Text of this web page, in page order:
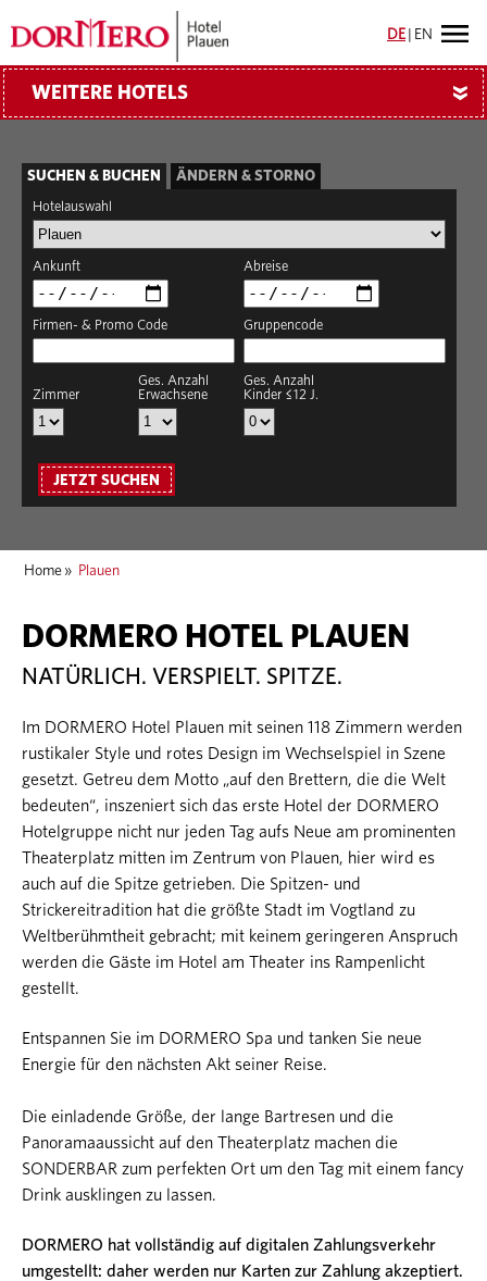
DE EN
WEITERE HOTELS »
SUCHEN & BUCHEN ÄNDERN & STORNO
Hotelauswahl
Ankunft Abreise
Firmen- & Promo Code Gruppencode
Zimmer
Ges. Anzahl
Erwachsene
Ges. Anzahl
Kinder ≤12 J.
JETZT SUCHEN
Home » Plauen
DORMERO HOTEL PLAUEN
NATÜRLICH. VERSPIELT. SPITZE.
Im DORMERO Hotel Plauen mit seinen 118 Zimmern werden
rustikaler Style und rotes Design im Wechselspiel in Szene
gesetzt. Getreu dem Motto „auf den Brettern, die die Welt
bedeuten“, inszeniert sich das erste Hotel der DORMERO
Hotelgruppe nicht nur jeden Tag aufs Neue am prominenten
Theaterplatz mitten im Zentrum von Plauen, hier wird es
auch auf die Spitze getrieben. Die Spitzen- und
Strickereitradition hat die größte Stadt im Vogtland zu
Weltberühmtheit gebracht; mit keinem geringeren Anspruch
werden die Gäste im Hotel am Theater ins Rampenlicht
gestellt.
Entspannen Sie im DORMERO Spa und tanken Sie neue
Energie für den nächsten Akt seiner Reise.
Die einladende Größe, der lange Bartresen und die
Panoramaaussicht auf den Theaterplatz machen die
SONDERBAR zum perfekten Ort um den Tag mit einem fancy
Drink ausklingen zu lassen.
DORMERO hat vollständig auf digitalen Zahlungsverkehr
umgestellt: daher werden nur Karten zur Zahlung akzeptiert.